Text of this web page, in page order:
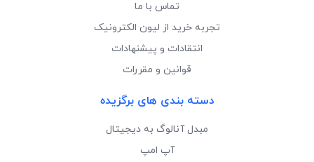
تماس با ما
تجربه خرید از لیون الکترونیک
انتقادات و پیشنهادات
قوانین و مقررات
دسته بندی های برگزیده
مبدل آنالوگ به دیجیتال
آپ امپ